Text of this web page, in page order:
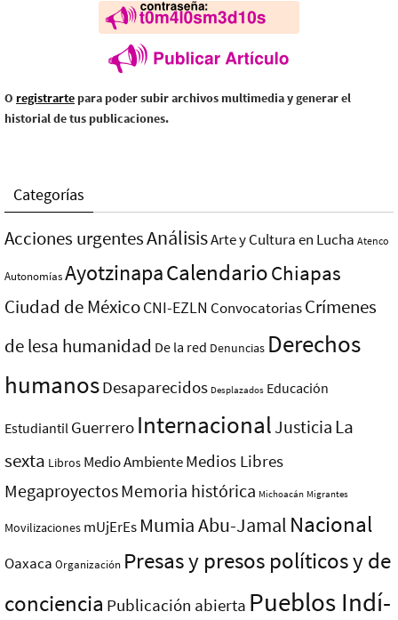
O registrarte para poder subir archivos multimedia y generar el
historial de tus publicaciones.
Categorías
Acciones urgentesAnálisisArte y Cultura en Lucha Atenco
AutonomíasAyotzinapaCalendarioChiapas
Ciudad de MéxicoCNI-EZLN ConvocatoriasCrímenes
de lesa humanidad De la red Denuncias Derechos
humanosDesaparecidos Desplazados Educación
Estudiantil Guerrero InternacionalJusticia La
sexta Libros Medio AmbienteMedios Libres
MegaproyectosMemoria histórica Michoacán Migrantes
Movilizaciones mUjErEs Mumia Abu-Jamal Nacional
Oaxaca Organización Presas y presos polí­ticos y de
conciencia Publicación abierta Pueblos Indí­